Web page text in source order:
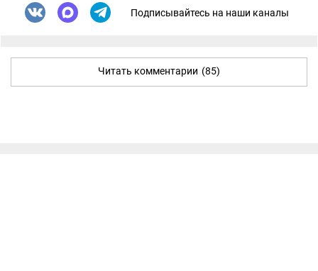
Подписывайтесь на наши каналы
Читать комментарии (85)